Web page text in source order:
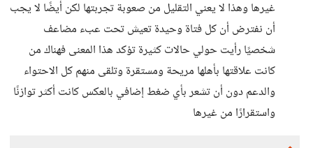
غيرها وهذا لا يعني التقليل من صعوبة تجربتها لكن أيضًا لا يجب
أن نفترض أن كل فتاة وحيدة تعيش تحت عبء مضاعف
شخصيًا رأيت حولي حالات كثيرة تؤكد هذا المعنى فهناك من
كانت علاقتها بأهلها مريحة ومستقرة وتلقى منهم كل الاحتواء
والدعم دون أن تشعر بأي ضغط إضافي بالعكس كانت أكثر توازنًا
واستقرارًا من غيرها